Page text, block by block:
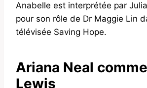
Anabelle est interprétée par
pour son rôle de Dr Maggie Lin
télévisée Saving Hope.
Ariana Neal
Lewis